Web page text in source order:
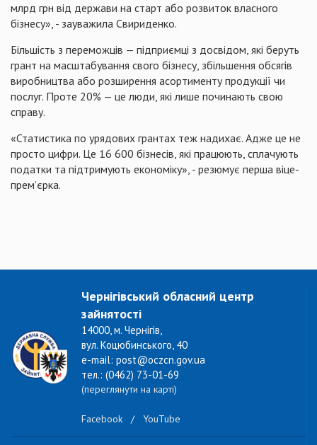
млрд грн від держави на старт або розвиток власного
бізнесу», - зауважила Свириденко.
Більшість з переможців — підприємці з досвідом, які беруть
грант на масштабування свого бізнесу, збільшення обсягів
виробництва або розширення асортименту продукції чи
послуг. Проте 20% — це люди, які лише починають свою
справу.
«Статистика по урядових грантах теж надихає. Адже це не
просто цифри. Це 16 600 бізнесів, які працюють, сплачують
податки та підтримують економіку», - резюмує перша віце-
премʼєрка.
Чернігівський обласний центр
зайнятості
14000, м. Чернігів,
вул. Коцюбинського, 40
e-mail: post@oczcn.gov.ua
тел.: (0462) 73-01-69
(переглянути на карті)
Facebook / YouTube